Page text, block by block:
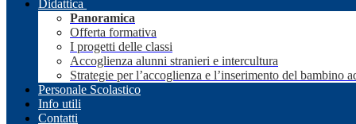
Didattica
Panoramica
Offerta formativa
I progetti delle classi
Accoglienza alunni stranieri e intercultura
Strategie per l’accoglienza e l’inserimento del bambino
Personale Scolastico
Info utili
Contatti